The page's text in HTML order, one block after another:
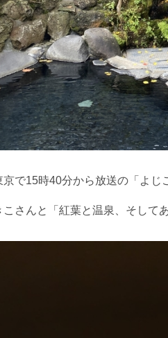
京で15時40分から放送の「よじ
こさんと「紅葉と温泉、そして